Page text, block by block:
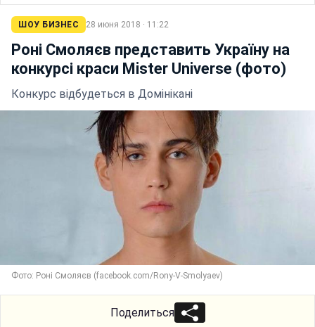
ШОУ БИЗНЕС 28 июня 2018 · 11:22
Роні Смоляєв представить Україну на
конкурсі краси Mister Universe (фото)
Конкурс відбудеться в Домінікані
Фото: Роні Смоляєв (facebook.com/Rony-V-Smolyaev)
Поделиться